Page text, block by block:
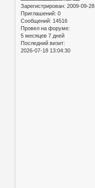
Зарегистрирован: 2009-09-28
Приглашений: 0
Сообщений: 14516
Провел на форуме:
5 месяцев 7 дней
Последний визит:
2026-07-18 13:04:30